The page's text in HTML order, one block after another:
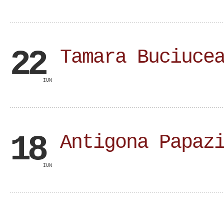
22IUN
Tamara
18IUN
Antigona